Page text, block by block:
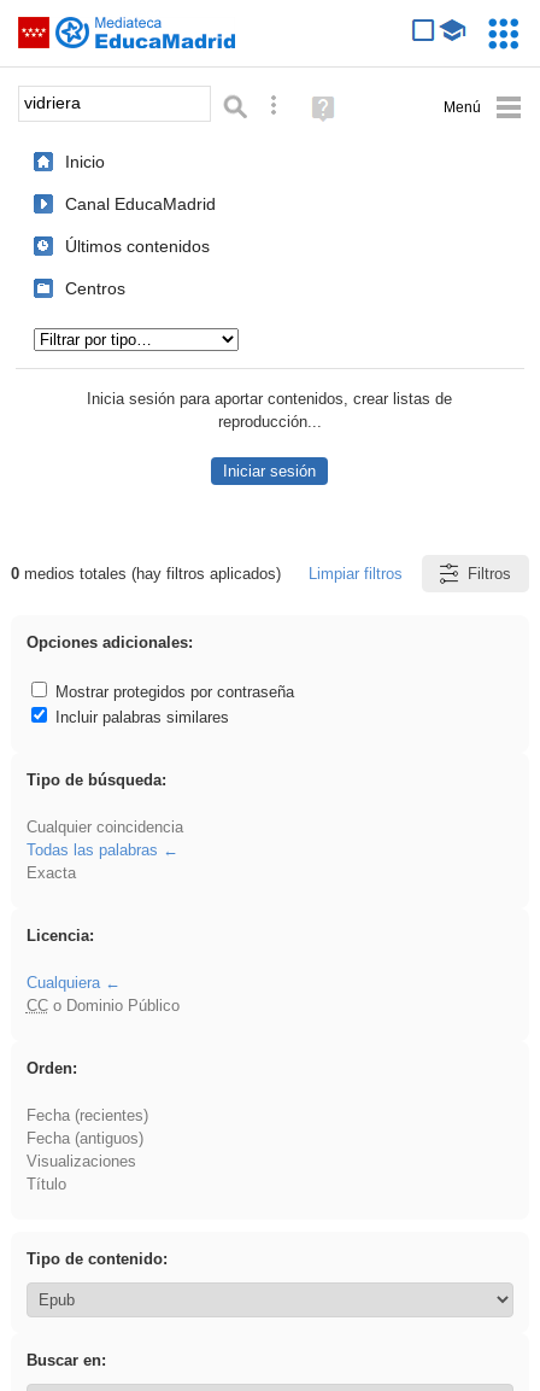
Saltar navegación
Palabra o frase: Búsqueda avanzada
Ayuda
(en
Inicio
Canal EducaMadrid
Últimos contenidos
Centros
Inicia sesión para aportar contenidos, crear listas de
reproducción...
Iniciar sesión
Resultados de: vidriera
0medios totales (hay filtros aplicados) Limpiar filtros Filtros
Opciones adicionales:
Mostrar protegidos por contraseña
Incluir palabras similares
Tipo de búsqueda:
Cualquier coincidencia
Todas las palabras
Exacta
Licencia:
Cualquiera
CCo Dominio Público
Orden:
Fecha (recientes)
Fecha (antiguos)
Visualizaciones
Título
Tipo de contenido:
Buscar en: